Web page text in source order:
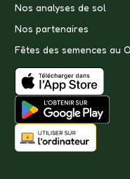
Nos analyses de sol
Nos partenaires
Fêtes des semences au